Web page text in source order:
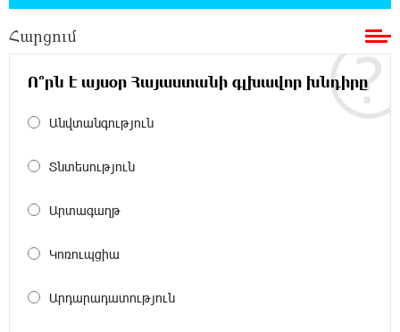
«Հայաքվե»-ի հայտարարությունից հետո
ստեղծված իրավիճակին
16:58:38 8-08-2026
IDBank-ը զգուշացնում է հյուրանոցների
Հարցում
Ո՞րն է այսօր Հայաստանի գլխավոր խնդիրը
Անվտանգություն
Տնտեսություն
Արտագաղթ
Կոռուպցիա
Արդարադատություն